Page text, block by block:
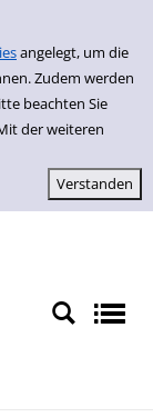
angelegt, um die
Zudem werden
beachten Sie
der weiteren